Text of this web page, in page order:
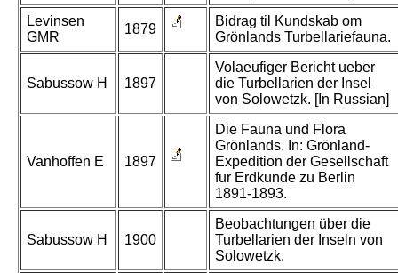
Levinsen
GMR
1879
Bidrag til Kundskab om
Grönlands Turbellariefauna.
Sabussow H 1897
Volaeufiger Bericht ueber
die Turbellarien der Insel
von Solowetzk. [In Russian]
Vanhoffen E 1897
Die Fauna und Flora
Grönlands. In: Grönland-
Expedition der Gesellschaft
fur Erdkunde zu Berlin
1891-1893.
Sabussow H 1900
Beobachtungen über die
Turbellarien der Inseln von
Solowetzk.